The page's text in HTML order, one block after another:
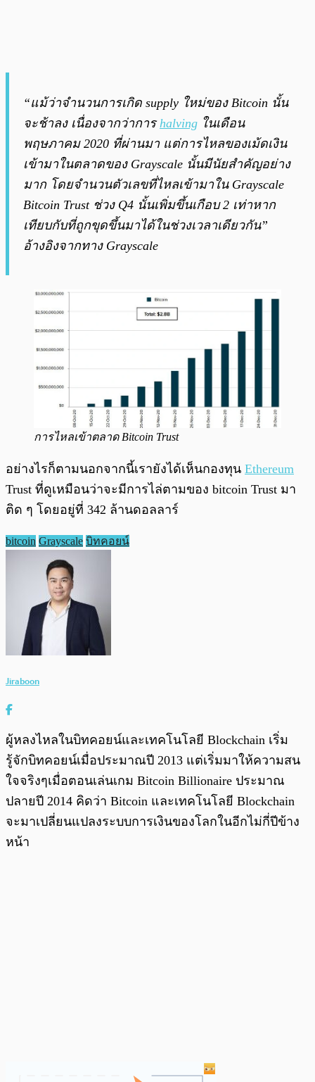
“แม้ว่าจำนวนการเกิด supply ใหม่ของ Bitcoin นั้น
จะช้าลง เนื่องจากว่าการ halving ในเดือน
พฤษภาคม 2020 ที่ผ่านมา แต่การไหลของเม้ดเงิน
เข้ามาในตลาดของ Grayscale นั้นมีนัยสำคัญอย่าง
มาก โดยจำนวนตัวเลขที่ไหลเข้ามาใน Grayscale
Bitcoin Trust ช่วง Q4 นั้นเพิ่มขึ้นเกือบ 2 เท่าหาก
เทียบกับที่ถูกขุดขึ้นมาได้ในช่วงเวลาเดียวกัน”
อ้างอิงจากทาง Grayscale
การไหลเข้าตลาด Bitcoin Trust
อย่างไรก็ตามนอกจากนี้เรายังได้เห็นกองทุน Ethereum
Trust ที่ดูเหมือนว่าจะมีการไล่ตามของ bitcoin Trust มา
ติด ๆ โดยอยู่ที่ 342 ล้านดอลลาร์
bitcoin Grayscale บิทคอยน์
Jiraboon
ผู้หลงไหลในบิทคอยน์และเทคโนโลยี Blockchain เริ่ม
รู้จักบิทคอยน์เมื่อประมาณปี 2013 แต่เริ่มมาให้ความสน
ใจจริงๆเมื่อตอนเล่นเกม Bitcoin Billionaire ประมาณ
ปลายปี 2014 คิดว่า Bitcoin และเทคโนโลยี Blockchain
จะมาเปลี่ยนแปลงระบบการเงินของโลกในอีกไม่กี่ปีข้าง
หน้า